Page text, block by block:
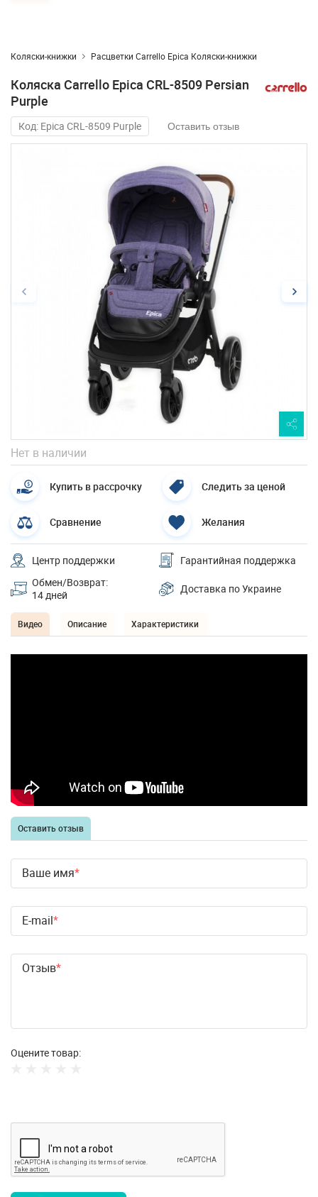
Коляски-книжки Расцветки Carrello Epica Коляски-книжки
Коляска Carrello Epica CRL-8509 Persian
Purple
Код: Epica CRL-8509 Purple Оставить отзыв
Нет в наличии
Купить в рассрочку Следить за ценой
Сравнение Желания
Центр поддержки
Гарантийная поддержка
Обмен/Возврат:
14 дней
Доставка по Украине
Видео Описание Характеристики
Оставить отзыв
Ваше имя
E-mail
Отзыв
Оцените товар: